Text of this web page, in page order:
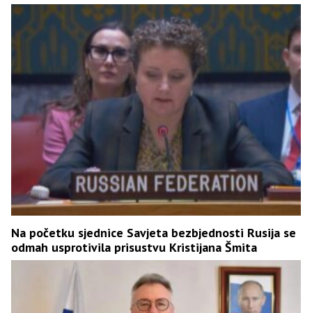
Na početku sjednice Savjeta bezbjednosti Rusija se
odmah usprotivila prisustvu Kristijana Šmita